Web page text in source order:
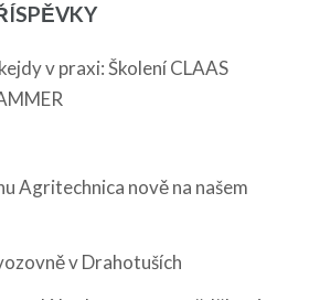
v praxi: Školení CLAAS
Agritechnica nově na našem
v Drahotuších